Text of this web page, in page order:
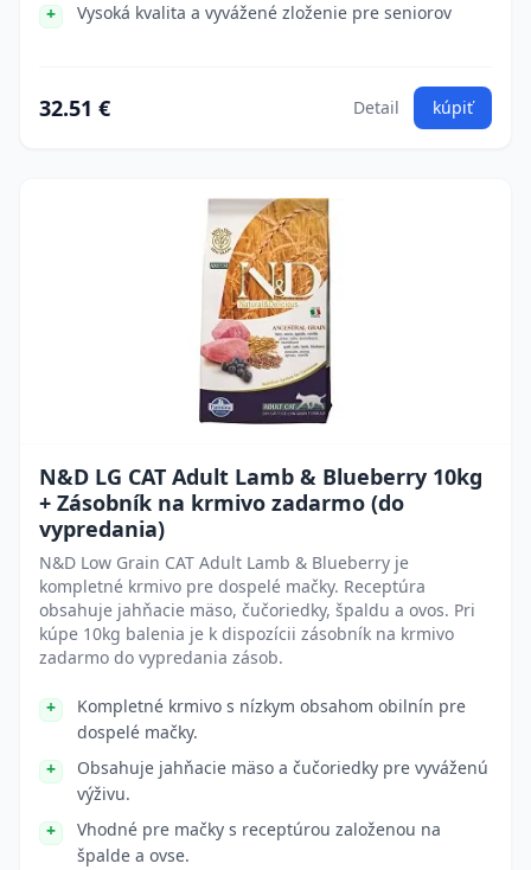
Vysoká kvalita a vyvážené zloženie pre seniorov
32.51 € Detail kúpiť
N&D LG CAT Adult Lamb & Blueberry 10kg
+ Zásobník na krmivo zadarmo (do
vypredania)
N&D Low Grain CAT Adult Lamb & Blueberry je
kompletné krmivo pre dospelé mačky. Receptúra
obsahuje jahňacie mäso, čučoriedky, špaldu a ovos. Pri
kúpe 10kg balenia je k dispozícii zásobník na krmivo
zadarmo do vypredania zásob.
Kompletné krmivo s nízkym obsahom obilnín pre
dospelé mačky.
Obsahuje jahňacie mäso a čučoriedky pre vyváženú
výživu.
Vhodné pre mačky s receptúrou založenou na
špalde a ovse.